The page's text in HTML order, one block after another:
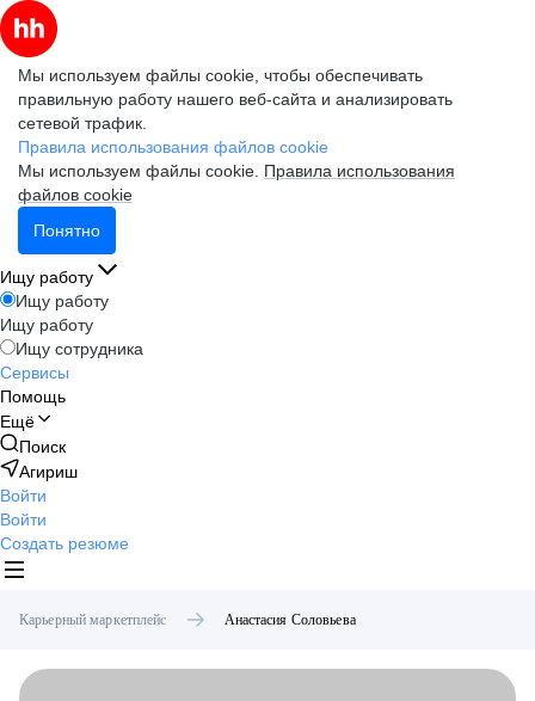
Мы используем файлы cookie, чтобы обеспечивать
правильную работу нашего веб-сайта и анализировать
сетевой трафик.
Правила использования файлов cookie
Мы используем файлы cookie. Правила использования
файлов cookie
Понятно
Ищу работу
Ищу работу
Ищу работу
Ищу сотрудника
Сервисы
Помощь
Ещё
Поиск
Агириш
Войти
Войти
Создать резюме
Карьерный маркетплейс Анастасия Соловьева